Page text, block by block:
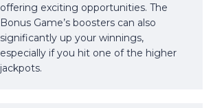
offering exciting opportunities. The
Bonus Game’s boosters can also
significantly up your winnings,
especially if you hit one of the higher
jackpots.